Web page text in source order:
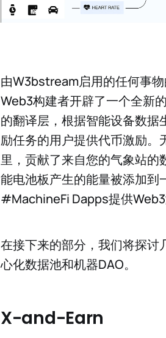
由W3bstream启用的任何事
Web3构建者开辟了一个全新
的翻译层，根据智能设备数
励任务的用户提供代币激励
里，贡献了来自您的气象站
能电池板产生的能量被添加到
#MachineFi Dapps提供Web3
在接下来的部分，我们将探
心化数据池和机器DAO。
X-and-Earn